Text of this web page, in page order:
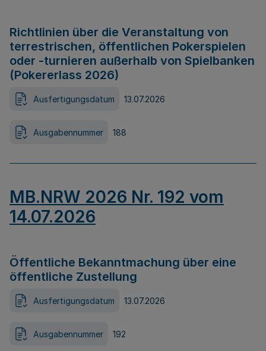
Richtlinien über die Veranstaltung von
terrestrischen, öffentlichen Pokerspielen
oder -turnieren außerhalb von Spielbanken
(Pokererlass 2026)
Ausfertigungsdatum 13.07.2026
Ausgabennummer 188
MB.NRW 2026 Nr. 192 vom
14.07.2026
Öffentliche Bekanntmachung über eine
öffentliche Zustellung
Ausfertigungsdatum 13.07.2026
Ausgabennummer 192